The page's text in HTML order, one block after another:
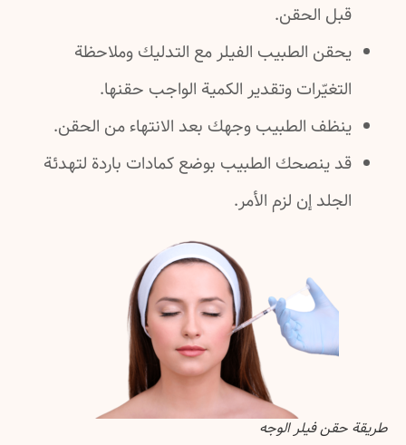
الحقن.
الطبيب الفيلر مع التدليك وملاحظة
وتقدير الكمية الواجب حقنها.
الطبيب وجهك بعد الانتهاء من الحقن.
ينصحك الطبيب بوضع كمادات باردة لتهدئة
إن لزم الأمر.
فيلر الوجه